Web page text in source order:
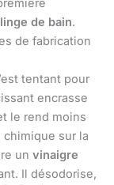
linge de bain.
de fabrication
tentant pour
encrasse
le rend moins
sur la
un vinaigre
Il désodorise,